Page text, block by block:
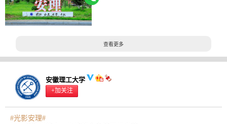
查看更多
安徽理工大学
+加关注
#光影安理#